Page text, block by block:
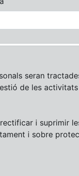
seran
de les
i suprimir
i sobre